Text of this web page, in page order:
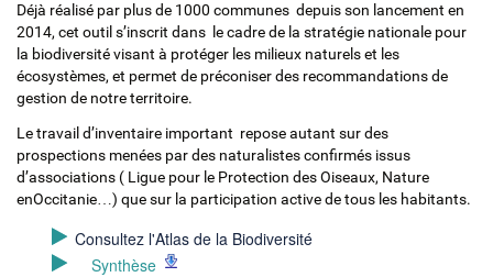
Déjà réalisé par plus de 1000 communes depuis son lancement en
2014, cet outil s’inscrit dans le cadre de la stratégie nationale pour
la biodiversité visant à protéger les milieux naturels et les
écosystèmes, et permet de préconiser des recommandations de
gestion de notre territoire.
Le travail d’inventaire important repose autant sur des
prospections menées par des naturalistes confirmés issus
d’associations ( Ligue pour le Protection des Oiseaux, Nature
enOccitanie…) que sur la participation active de tous les habitants.
Consultez l'Atlas de la Biodiversité
Synthèse